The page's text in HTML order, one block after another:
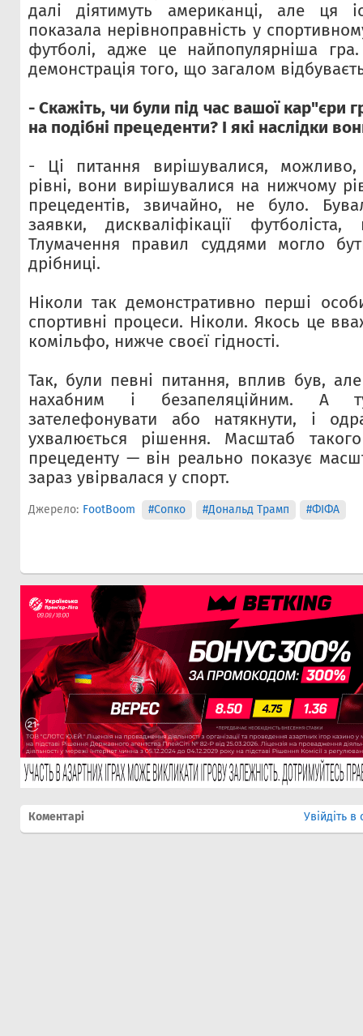
далі діятимуть американці, але ця
показала нерівноправність у
футболі, адже це найпопулярніша
демонстрація того, що загалом
- Скажіть, чи були під час вашої кар"єри
на подібні прецеденти? І які наслідки
- Ці питання вирішувалися, можливо,
рівні, вони вирішувалися на нижчому
прецедентів, звичайно, не було.
заявки, дискваліфікації
Тлумачення правил суддями могло
дрібниці.
Ніколи так демонстративно перші
спортивні процеси. Ніколи. Якось це
комільфо, нижче своєї гідності.
Так, були певні питання, вплив був,
нахабним і безапеляційним. А
зателефонувати або натякнути, і
ухвалюється рішення. Масштаб
прецеденту — він реально показує
зараз увірвалася у спорт.
Джерело: FootBoom #Сопко #Дональд Трамп #ФІФА
Коментарі Увійдіть в